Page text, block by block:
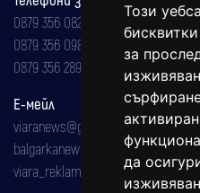
Този
за
да
0879 356 082
0879 356 098
0879 356 289
Е-мейл
viaranews@gmail.com
balgarkanews@gmail.com
viara_reklama@mail.bg